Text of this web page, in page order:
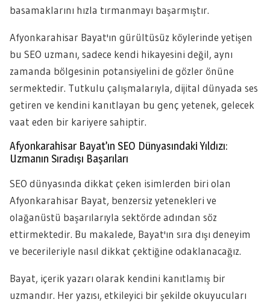
basamaklarını hızla tırmanmayı başarmıştır.
Afyonkarahisar Bayat'ın gürültüsüz köylerinde yetişen
bu SEO uzmanı, sadece kendi hikayesini değil, aynı
zamanda bölgesinin potansiyelini de gözler önüne
sermektedir. Tutkulu çalışmalarıyla, dijital dünyada ses
getiren ve kendini kanıtlayan bu genç yetenek, gelecek
vaat eden bir kariyere sahiptir.
Afyonkarahisar Bayat’ın SEO Dünyasındaki Yıldızı:
Uzmanın Sıradışı Başarıları
SEO dünyasında dikkat çeken isimlerden biri olan
Afyonkarahisar Bayat, benzersiz yetenekleri ve
olağanüstü başarılarıyla sektörde adından söz
ettirmektedir. Bu makalede, Bayat'ın sıra dışı deneyim
ve becerileriyle nasıl dikkat çektiğine odaklanacağız.
Bayat, içerik yazarı olarak kendini kanıtlamış bir
uzmandır. Her yazısı, etkileyici bir şekilde okuyucuları